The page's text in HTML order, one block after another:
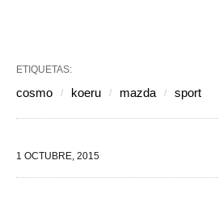
ETIQUETAS:
cosmo koeru mazda sport
1 OCTUBRE, 2015